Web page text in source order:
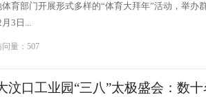
育部门开展形式多样的“体育大拜年”活动，举
3日...
量：507
汶口工业园“三八”太极盛会：数